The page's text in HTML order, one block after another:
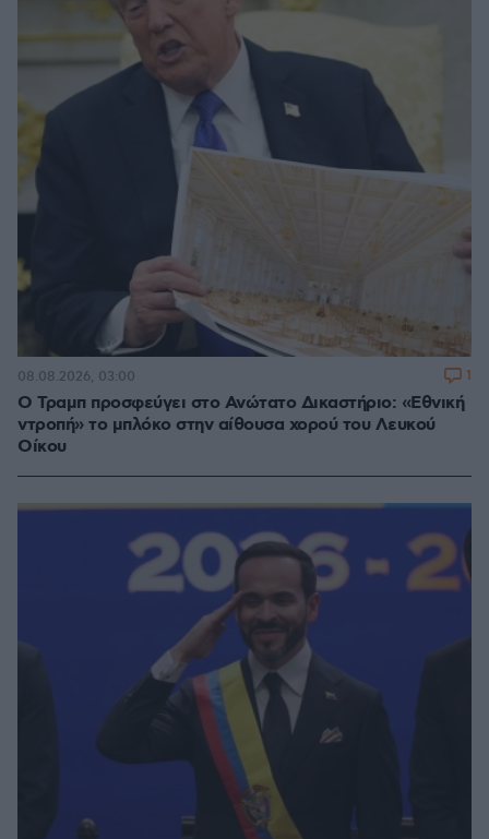
Ο Τραμπ προσφεύγει στο Ανώτατο Δικαστήριο: «Εθνική
ντροπή» το μπλόκο στην αίθουσα χορού του Λευκού
Οίκου
08.08.2026, 03:00 1